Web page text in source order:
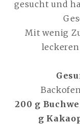
gesucht und
Mit wenig
200 g
g